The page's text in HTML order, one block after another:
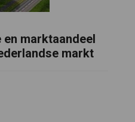
marktaandeel
markt